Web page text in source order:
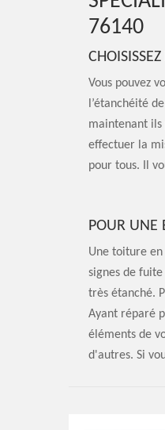
76140
Vous pouvez
l’étanchéité
maintenant ils
effectuer la
pour tous. Il
POUR UNE
Une toiture en
signes de
très étanché.
Ayant réparé
éléments de
d'autres. Si